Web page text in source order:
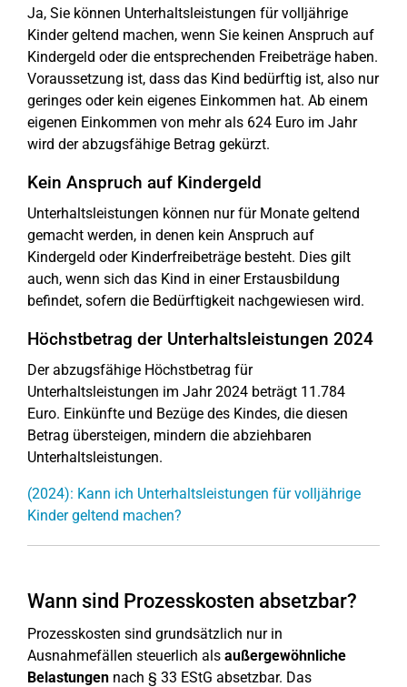
Ja, Sie können Unterhaltsleistungen für volljährige
Kinder geltend machen, wenn Sie keinen Anspruch auf
Kindergeld oder die entsprechenden Freibeträge haben.
Voraussetzung ist, dass das Kind bedürftig ist, also nur
geringes oder kein eigenes Einkommen hat. Ab einem
eigenen Einkommen von mehr als 624 Euro im Jahr
wird der abzugsfähige Betrag gekürzt.
Kein Anspruch auf Kindergeld
Unterhaltsleistungen können nur für Monate geltend
gemacht werden, in denen kein Anspruch auf
Kindergeld oder Kinderfreibeträge besteht. Dies gilt
auch, wenn sich das Kind in einer Erstausbildung
befindet, sofern die Bedürftigkeit nachgewiesen wird.
Höchstbetrag der Unterhaltsleistungen 2024
Der abzugsfähige Höchstbetrag für
Unterhaltsleistungen im Jahr 2024 beträgt 11.784
Euro. Einkünfte und Bezüge des Kindes, die diesen
Betrag übersteigen, mindern die abziehbaren
Unterhaltsleistungen.
(2024): Kann ich Unterhaltsleistungen für volljährige
Kinder geltend machen?
Wann sind Prozesskosten absetzbar?
Prozesskosten sind grundsätzlich nur in
Ausnahmefällen steuerlich als außergewöhnliche
Belastungen nach § 33 EStG absetzbar. Das